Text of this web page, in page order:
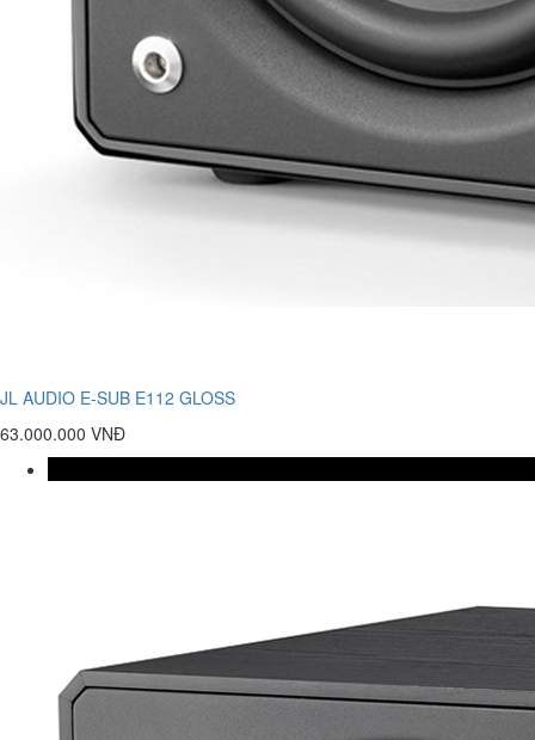
JL AUDIO E-SUB E112 GLOSS
63.000.000 VNĐ